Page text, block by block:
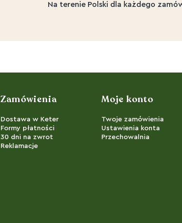
Na terenie Polski dla każdego
Zamówienia
Dostawa w Keter
Formy płatności
30 dni na zwrot
Reklamacje
Moje konto
Twoje zamówienia
Ustawienia konta
Przechowalnia